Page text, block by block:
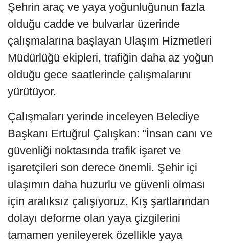
Şehrin araç ve yaya yoğunluğunun fazla
olduğu cadde ve bulvarlar üzerinde
çalışmalarına başlayan Ulaşım Hizmetleri
Müdürlüğü ekipleri, trafiğin daha az yoğun
olduğu gece saatlerinde çalışmalarını
yürütüyor.
Çalışmaları yerinde inceleyen Belediye
Başkanı Ertuğrul Çalışkan: “İnsan canı ve
güvenliği noktasında trafik işaret ve
işaretçileri son derece önemli. Şehir içi
ulaşımın daha huzurlu ve güvenli olması
için aralıksız çalışıyoruz. Kış şartlarından
dolayı deforme olan yaya çizgilerini
tamamen yenileyerek özellikle yaya